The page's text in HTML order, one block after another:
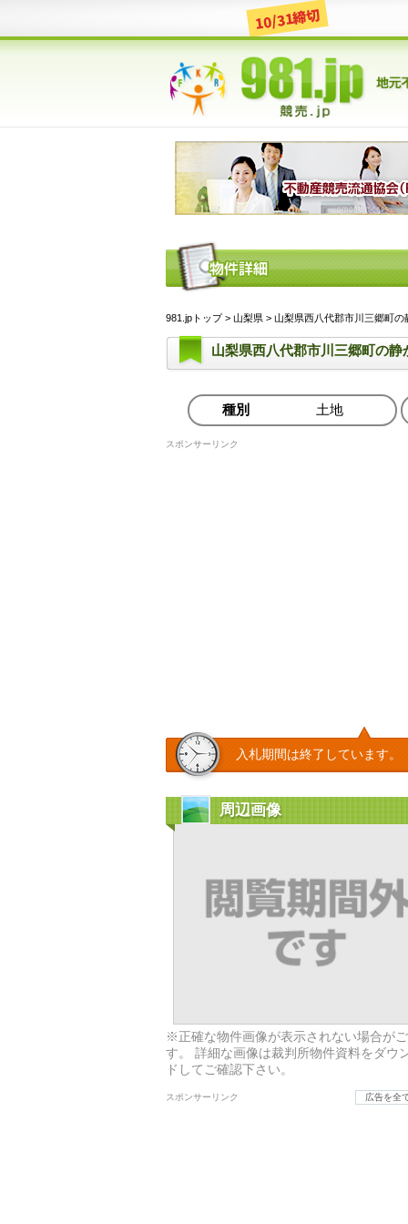
10/31締切
981.jpトップ> 山梨県 > 山梨県西八代郡市川三郷町
山梨県西八代郡市川三郷町の
種別 土地
スポンサーリンク
入札期間は終了しています。
周辺画像
※正確な物件画像が表示されない場合が
す。 詳細な画像は裁判所物件資料をダウ
ドしてご確認下さい。
スポンサーリンク 広告を全